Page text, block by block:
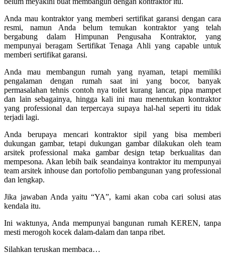
Anda mau kontraktor yang memberi sertifikat garansi dengan cara
resmi, namun Anda belum temukan kontraktor yang telah
bergabung dalam Himpunan Pengusaha Kontraktor, yang
mempunyai beragam Sertifikat Tenaga Ahli yang capable untuk
memberi sertifikat garansi.
Anda mau membangun rumah yang nyaman, tetapi memiliki
pengalaman dengan rumah saat ini yang bocor, banyak
permasalahan tehnis contoh nya toilet kurang lancar, pipa mampet
dan lain sebagainya, hingga kali ini mau menentukan kontraktor
yang professional dan terpercaya supaya hal-hal seperti itu tidak
terjadi lagi.
Anda berupaya mencari kontraktor sipil yang bisa memberi
dukungan gambar, tetapi dukungan gambar dilakukan oleh team
arsitek professional maka gambar design tetap berkualitas dan
mempesona. Akan lebih baik seandainya kontraktor itu mempunyai
team arsitek inhouse dan portofolio pembangunan yang professional
dan lengkap.
Jika jawaban Anda yaitu “YA”, kami akan coba cari solusi atas
kendala itu.
Ini waktunya, Anda mempunyai bangunan rumah KEREN, tanpa
mesti merogoh kocek dalam-dalam dan tanpa ribet.
Silahkan teruskan membaca…